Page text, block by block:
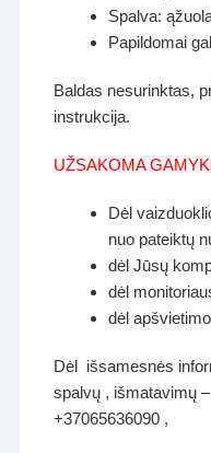
Spalva:
Papildomai
Baldas nesurinktas,
instrukcija.
UŽSAKOMA
Dėl
nuo pateiktų
dėl Jūsų
dėl
dėl
Dėl išsamesnės
spalvų , išmatavimų
+37065636090 ,